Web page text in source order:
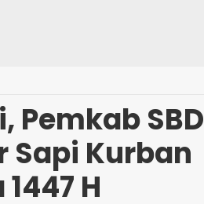
Pemkab SBD
Sapi Kurban
H